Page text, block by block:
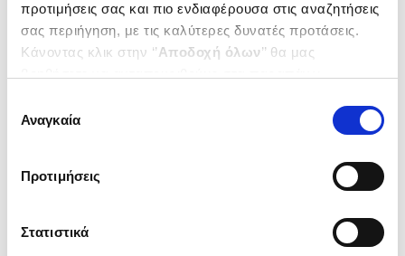
προτιμήσεις σας και πιο ενδιαφέρουσα στις αναζητήσεις
σας περιήγηση, με τις καλύτερες δυνατές προτάσεις.
Κάνοντας κλικ στην ‘’Αποδοχή όλων’’ θα μας
ενδιαφέρουν και να επιλέξετε από τα παρακάτω με την
΄΄και να ενημερωθείτε σχετικά με
συγκατάθεσης
Αναγκαία
Προτιμήσεις
Στατιστικά